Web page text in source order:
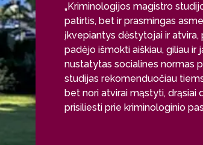
„Kriminologijos magistro
patirtis, bet ir prasmingas
įkvepiantys dėstytojai ir
padėjo išmokti aiškiau, giliau
nustatytas socialines normas
studijas rekomenduočiau
bet nori atvirai mąstyti, drąsiai
prisiliesti prie kriminologinio